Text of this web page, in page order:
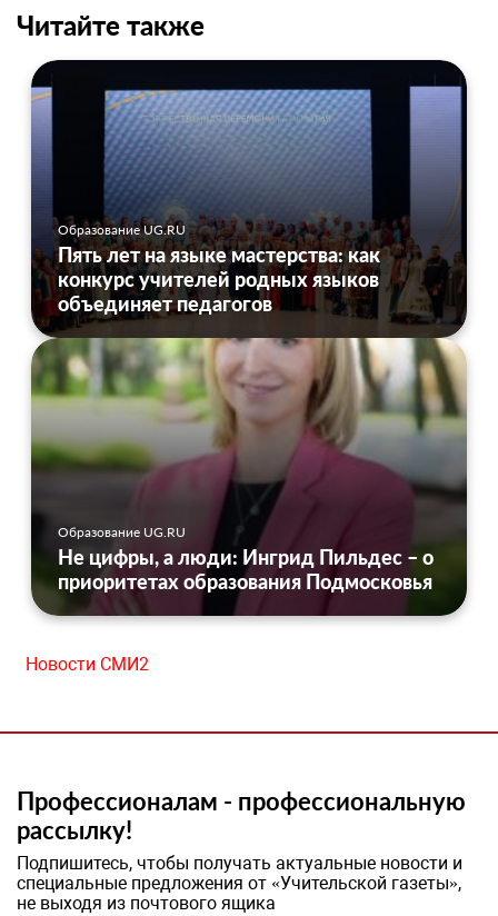
Читайте также
Образование UG.RU
Пять лет на языке мастерства: как
конкурс учителей родных языков
объединяет педагогов
Образование UG.RU
Не цифры, а люди: Ингрид Пильдес – о
приоритетах образования Подмосковья
Новости СМИ2
Профессионалам - профессиональную
рассылку!
Подпишитесь, чтобы получать актуальные новости и
специальные предложения от «Учительской газеты»,
не выходя из почтового ящика